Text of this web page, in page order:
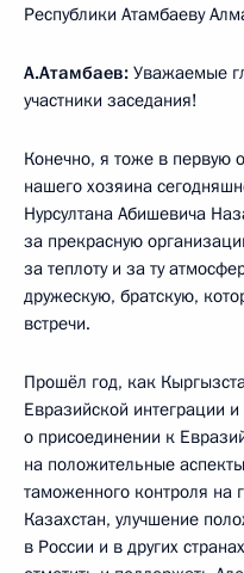
Республики Атамбаеву
А.Атамбаев: Уважаемые
участники заседания!
Конечно, я тоже в первую
нашего хозяина
Нурсултана Абишевича
за прекрасную
за теплоту и за ту
дружескую, братскую,
встречи.
Прошёл год, как
Евразийской интеграции
о присоединении к
на положительные
таможенного контроля на
Казахстан, улучшение
в России и в других